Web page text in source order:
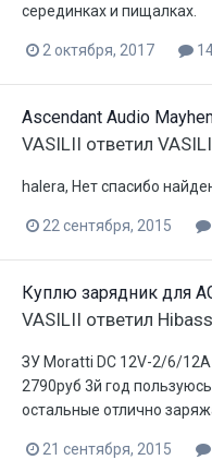
серединках и пищалках.
2 октября, 2017
Ascendant Audio
VASILII ответил
halera, Нет спасибо
22 сентября, 2015
Куплю зарядник для
VASILII ответил Hibass
ЗУ Moratti DC 12V-2/6/
2790руб 3й год
остальные отлично
21 сентября, 2015